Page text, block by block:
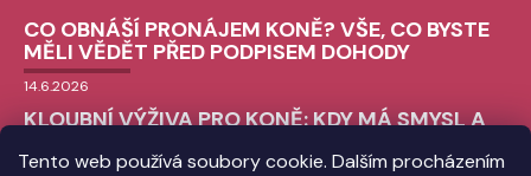
Tento web používá soubory cookie. Dalším procházením
CO OBNÁŠÍ PRONÁJEM KONĚ? VŠE, CO BYSTE
MĚLI VĚDĚT PŘED PODPISEM DOHODY
14.6.2026
KLOUBNÍ VÝŽIVA PRO KONĚ: KDY MÁ SMYSL A